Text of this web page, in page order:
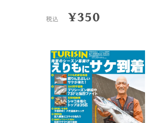
税込 ¥350